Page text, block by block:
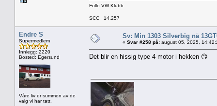
Follo VW Klubb
SCC 14,257
Endre S
Supermedlem
Innlegg: 2220
Bosted: Egersund
Våre liv er summen av de
valg vi har tatt.
Sv: Min 1303 Silverbig nå
« Svar #258 på: august 05, 2025,
Det blir en hissig type 4 motor i hekken 😏